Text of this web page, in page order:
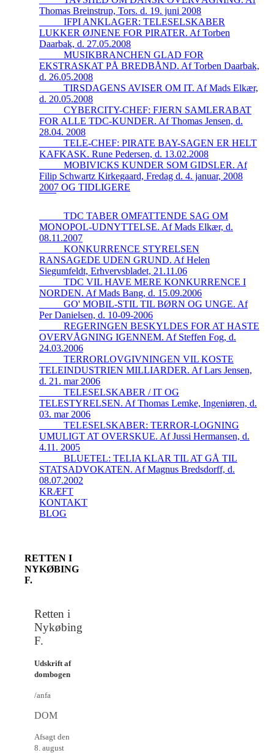
Thomas Breinstrup, Tors. d. 19. juni 2008
_____IFPI ANKLAGER: TELESELSKABER
LUKKER ØJNENE FOR PIRATER. Af Torben
Daarbak, d. 27.05.2008
_____MUSIKBRANCHEN GLAD FOR
EKSTRASKAT PÅ BREDBÅND. Af Torben Daarbak,
d. 26.05.2008
_____TIRSDAGENS AVISER OM IT. Af Mads Elkær,
d. 20.05.2008
_____CYBERCITY-CHEF: FJERN SAMLERABAT
FOR ALLE TDC-KUNDER. Af Thomas Jensen, d.
28.04. 2008
_____TELE-CHEF: PIRATE BAY-SAGEN ER HELT
KAFKASK. Rune Pedersen, d. 13.02.2008
_____MOBIVICKS KUNDER SOM GIDSLER. Af
Filip Schwartz Kirkegaard, Fredag d. 4. januar, 2008
2007 OG TIDLIGERE
_____TDC TABER OMFATTENDE SAG OM
MONOPOL-UDNYTTELSE. Af Mads Elkær, d.
08.11.2007
_____KONKURRENCE STYRELSEN
RANSAGEDE UDEN GRUND. Af Helen
Siegumfeldt, Erhvervsbladet, 21.11.06
_____TDC VIL HAVE MERE KONKURRENCE I
NORDEN. Af Mads Bang, d. 15.09.2006
_____GO' MOBIL-STIL TIL BØRN OG UNGE. Af
Per Danielsen, d. 10-09-2006
_____REGERINGEN BESKYLDES FOR AT HASTE
OVERVÅGNING IGENNEM. Af Steffen Fog, d.
24.03.2006
_____TERRORLOVGIVNINGEN VIL KOSTE
TELEINDUSTRIEN MILLIARDER. Af Lars Jensen,
d. 21. mar 2006
_____TELESELSKABER / IT OG
TELESTYRELSEN. Af Thomas Lemke, Ingeniøren, d.
03. mar 2006
_____TELESELSKABER: TERROR-LOGNING
UMULIGT AT OVERSKUE. Af Jussi Hermansen, d.
4.11. 2005
_____BLUETEL: TELIA KLAR TIL AT GÅ TIL
STATSADVOKATEN. Af Magnus Bredsdorff, d.
08.07.2002
KRÆFT
KONTAKT
BLOG
RETTEN I
NYKØBING
F.
Retten i
Nykøbing
F.
Udskrift af
dombogen
/anfa
DOM
Afsagt den
8. august